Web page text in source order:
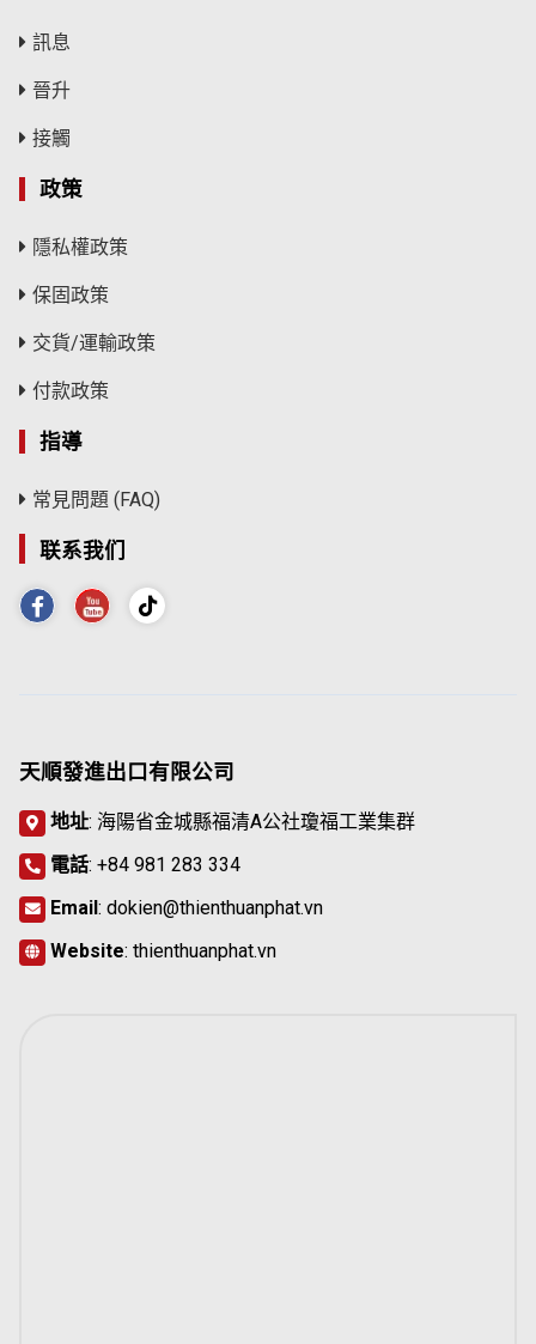
訊息
晉升
接觸
政策
隱私權政策
保固政策
交貨/運輸政策
付款政策
指導
常見問題 (FAQ)
联系我们
天順發進出口有限公司
地址: 海陽省金城縣福清A公社瓊福工業集群
電話: +84 981 283 334
Email: dokien@thienthuanphat.vn
Website: thienthuanphat.vn